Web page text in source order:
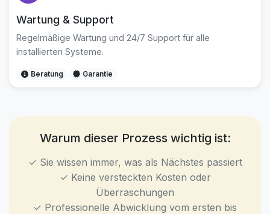
Wartung & Support
Regelmäßige Wartung und 24/7 Support für alle
installierten Systeme.
Beratung Garantie
Warum dieser Prozess wichtig ist:
✓ Sie wissen immer, was als Nächstes passiert
✓ Keine versteckten Kosten oder
Überraschungen
✓ Professionelle Abwicklung vom ersten bis